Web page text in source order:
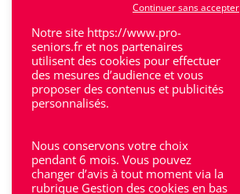
Notre site https://www.pro-
seniors.fr et nos partenaires
utilisent des cookies pour effectuer
des mesures d’audience et vous
proposer des contenus et publicités
personnalisés.
Nous conservons votre choix
pendant 6 mois. Vous pouvez
changer d’avis à tout moment via la
rubrique Gestion des cookies en bas
Continuer sans accepter